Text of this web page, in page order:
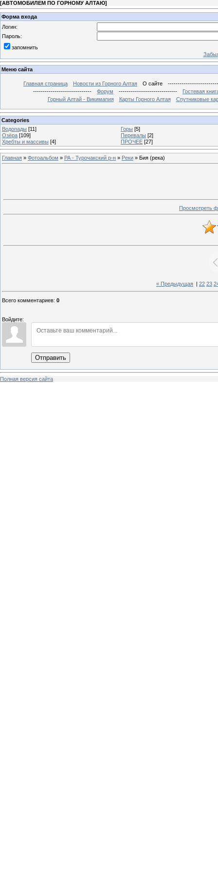
[АВТОМОБИЛЕМ ПО ГОРНОМУ АЛТАЮ]
Форма входа
Логин:
Пароль:
запомнить
Меню сайта
Главная страница Новости из Горного Алтая О сайте
------------------------------
Форум ------------------------------
Гостевая
Горный Алтай - Викимапия
Карты Горного Алтая Спутниковые
Categories
Водопады [11] Горы [5]
Озёра [109] Перевалы [2]
Хребты и массивы [4] ПРОЧЕЕ [27]
Главная » Фотоальбом » РА - Турочакский р-н » Реки » Бия (река)
Просмотреть
« Предыдущая 22 23
Всего комментариев: 0
Войдите:
Отправить
Полная версия сайта